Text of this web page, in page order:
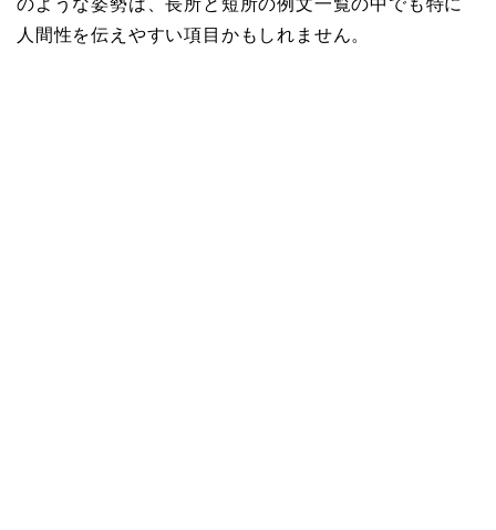
のような姿勢は、長所と短所の例文一覧の中でも特に
人間性を伝えやすい項目かもしれません。